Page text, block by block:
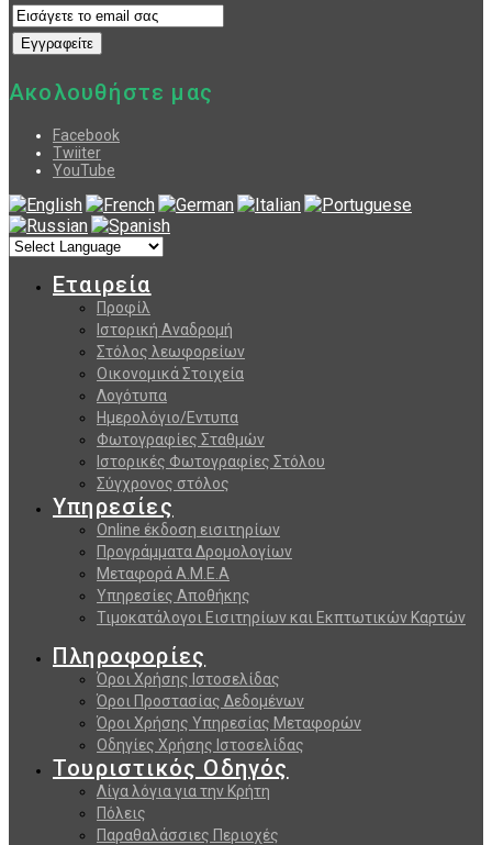
Ακολουθήστε μας
Facebook
Twiiter
YouTube
Εταιρεία
Προφίλ
Ιστορική Αναδρομή
Στόλος λεωφορείων
Οικονομικά Στοιχεία
Λογότυπα
Ημερολόγιο/Εντυπα
Φωτογραφίες Σταθμών
Ιστορικές Φωτογραφίες Στόλου
Σύγχρονος στόλος
Υπηρεσίες
Online έκδοση εισιτηρίων
Προγράμματα Δρομολογίων
Μεταφορά Α.Μ.Ε.Α
Υπηρεσίες Αποθήκης
Τιμοκατάλογοι Εισιτηρίων και Εκπτωτικών Καρτών
Πληροφορίες
Όροι Χρήσης Ιστοσελίδας
Όροι Προστασίας Δεδομένων
Όροι Χρήσης Υπηρεσίας Μεταφορών
Οδηγίες Χρήσης Ιστοσελίδας
Τουριστικός Οδηγός
Λίγα λόγια για την Κρήτη
Πόλεις
Παραθαλάσσιες Περιοχές